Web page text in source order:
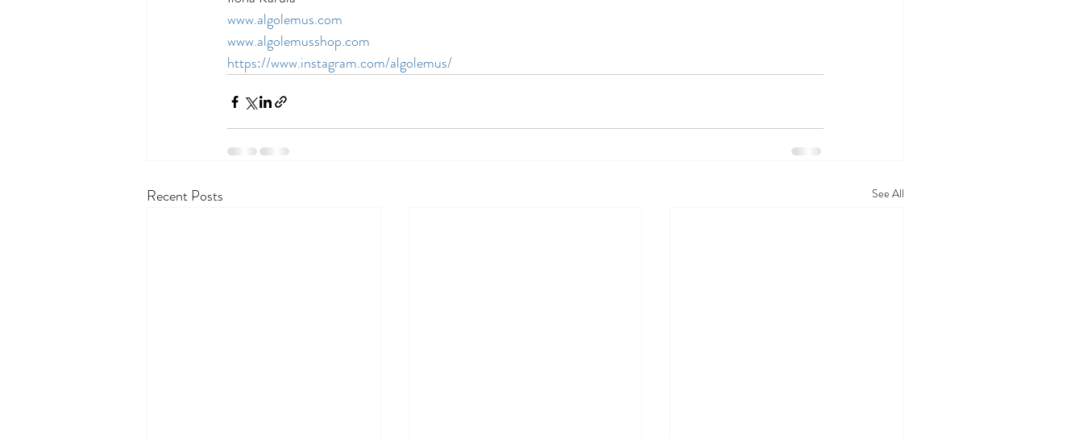
www.algolemus.com
www.algolemusshop.com
https://www.instagram.com/algolemus/
Recent Posts See All